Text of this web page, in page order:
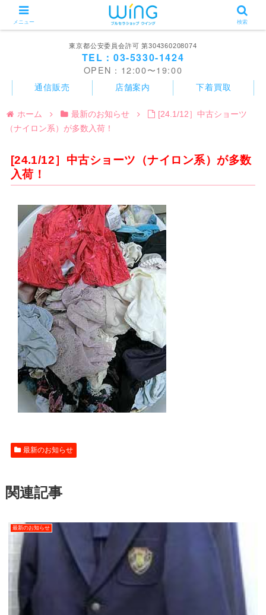
東京都公安委員会許可 第304360208074
TEL：03-5330-1424
OPEN：12:00〜19:00
通信販売 店舗案内 下着買取
ホーム 最新のお知らせ
[24.1/12］中古ショーツ
（ナイロン系）が多数入荷！
[24.1/12］中古ショーツ（ナイロン系）が多数
入荷！
最新のお知らせ
関連記事
最新のお知らせ
メニュー 検索